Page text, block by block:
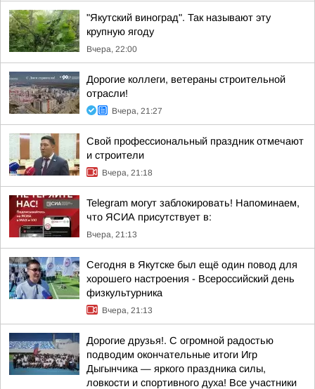
"Якутский виноград". Так называют эту
крупную ягоду
Вчера, 22:00
Дорогие коллеги, ветераны строительной
отрасли!
Вчера, 21:27
Свой профессиональный праздник отмечают
и строители
Вчера, 21:18
Telegram могут заблокировать! Напоминаем,
что ЯСИА присутствует в:
Вчера, 21:13
Сегодня в Якутске был ещё один повод для
хорошего настроения - Всероссийский день
физкультурника
Вчера, 21:13
Дорогие друзья!. С огромной радостью
подводим окончательные итоги Игр
Дыгынчика — яркого праздника силы,
ловкости и спортивного духа! Все участники